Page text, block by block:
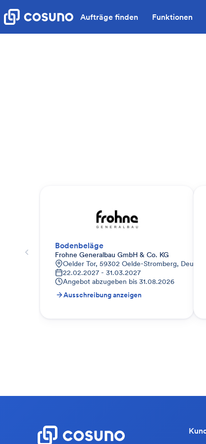
Aufträge finden Funktionen
Bodenbeläge
Frohne Generalbau GmbH & Co. KG
Oelder Tor, 59302 Oelde-Stromberg,
22.02.2027 - 31.03.2027
Angebot abzugeben bis 31.08.2026
Ausschreibung anzeigen